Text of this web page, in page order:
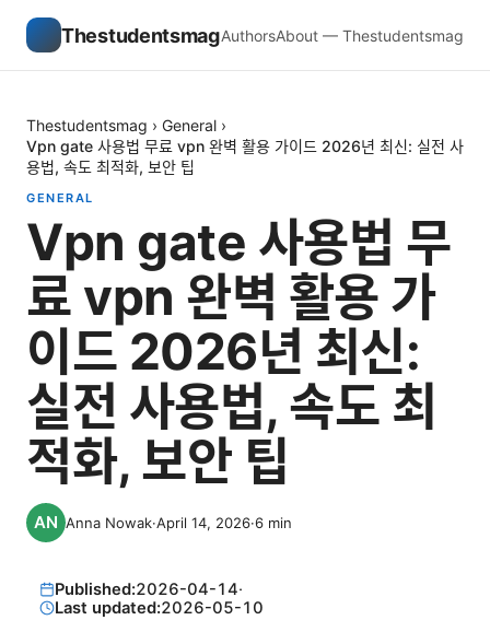
ThestudentsmagAuthorsAbout — Thestudentsmag
Thestudentsmag › General ›
Vpn gate 사용법 무료 vpn 완벽 활용 가이드 2026년 최신: 실전 사
용법, 속도 최적화, 보안 팁
GENERAL
Vpn gate 사용법 무
료 vpn 완벽 활용 가
이드 2026년 최신:
실전 사용법, 속도 최
적화, 보안 팁
Anna Nowak·April 14, 2026·6 min
Published:2026-04-14·
Last updated:2026-05-10